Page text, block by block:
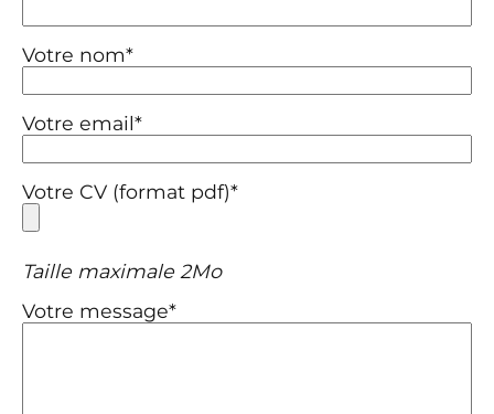
Votre nom*
Votre email*
Votre CV (format pdf)*
Taille maximale 2Mo
Votre message*